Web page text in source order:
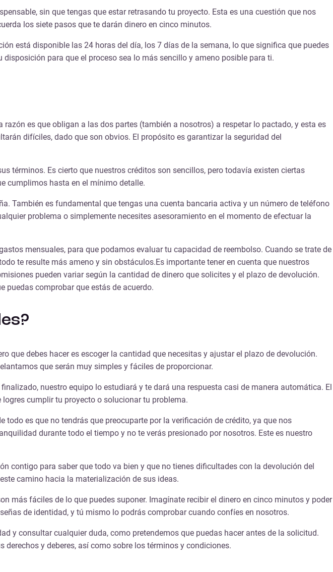
sin que tengas que estar retrasando tu proyecto. Esta es una cuestión que nos
los siete pasos que te darán dinero en cinco minutos.
está disponible las 24 horas del día, los 7 días de la semana, lo que significa que puedes
para que el proceso sea lo más sencillo y ameno posible para ti.
es que obligan a las dos partes (también a nosotros) a respetar lo pactado, y esta es
difíciles, dado que son obvios. El propósito es garantizar la seguridad del
términos. Es cierto que nuestros créditos son sencillos, pero todavía existen ciertas
cumplimos hasta en el mínimo detalle.
También es fundamental que tengas una cuenta bancaria activa y un número de teléfono
problema o simplemente necesites asesoramiento en el momento de efectuar la
mensuales, para que podamos evaluar tu capacidad de reembolso. Cuando se trate de
te resulte más ameno y sin obstáculos.Es importante tener en cuenta que nuestros
pueden variar según la cantidad de dinero que solicites y el plazo de devolución.
puedas comprobar que estás de acuerdo.
que debes hacer es escoger la cantidad que necesitas y ajustar el plazo de devolución.
que serán muy simples y fáciles de proporcionar.
nuestro equipo lo estudiará y te dará una respuesta casi de manera automática. El
cumplir tu proyecto o solucionar tu problema.
todo es que no tendrás que preocuparte por la verificación de crédito, ya que nos
durante todo el tiempo y no te verás presionado por nosotros. Este es nuestro
contigo para saber que todo va bien y que no tienes dificultades con la devolución del
camino hacia la materialización de sus ideas.
más fáciles de lo que puedes suponer. Imagínate recibir el dinero en cinco minutos y poder
de identidad, y tú mismo lo podrás comprobar cuando confíes en nosotros.
y consultar cualquier duda, como pretendemos que puedas hacer antes de la solicitud.
y deberes, así como sobre los términos y condiciones.